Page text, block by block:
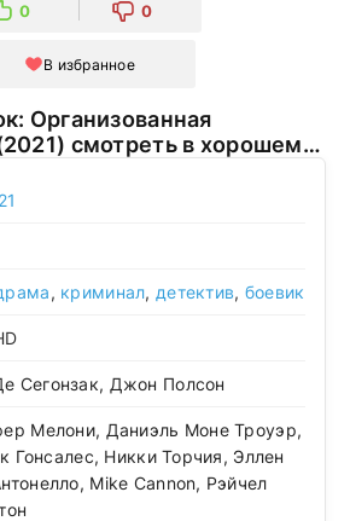
0 0
В избранное
Организованная
, криминал, детектив, боевик
Сегонзак, Джон Полсон
Мелони, Даниэль Моне Троуэр,
Гонсалес, Никки Торчия, Эллен
Mike Cannon, Рэйчел